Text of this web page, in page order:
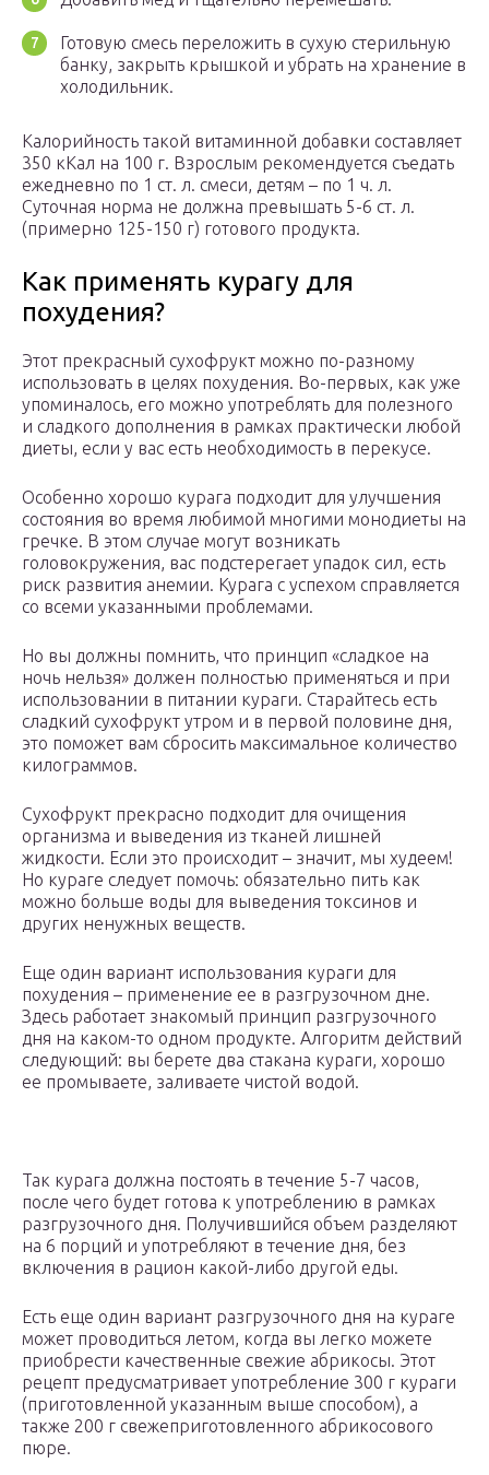
Готовую смесь переложить в сухую стерильную
банку, закрыть крышкой и убрать на хранение в
холодильник.
Калорийность такой витаминной добавки составляет
350 кКал на 100 г. Взрослым рекомендуется съедать
ежедневно по 1 ст. л. смеси, детям – по 1 ч. л.
Суточная норма не должна превышать 5-6 ст. л.
(примерно 125-150 г) готового продукта.
Как применять курагу для
похудения?
Этот прекрасный сухофрукт можно по-разному
использовать в целях похудения. Во-первых, как уже
упоминалось, его можно употреблять для полезного
и сладкого дополнения в рамках практически любой
диеты, если у вас есть необходимость в перекусе.
Особенно хорошо курага подходит для улучшения
состояния во время любимой многими монодиеты на
гречке. В этом случае могут возникать
головокружения, вас подстерегает упадок сил, есть
риск развития анемии. Курага с успехом справляется
со всеми указанными проблемами.
Но вы должны помнить, что принцип «сладкое на
ночь нельзя» должен полностью применяться и при
использовании в питании кураги. Старайтесь есть
сладкий сухофрукт утром и в первой половине дня,
это поможет вам сбросить максимальное количество
килограммов.
Сухофрукт прекрасно подходит для очищения
организма и выведения из тканей лишней
жидкости. Если это происходит – значит, мы худеем!
Но кураге следует помочь: обязательно пить как
можно больше воды для выведения токсинов и
других ненужных веществ.
Еще один вариант использования кураги для
похудения – применение ее в разгрузочном дне.
Здесь работает знакомый принцип разгрузочного
дня на каком-то одном продукте. Алгоритм действий
следующий: вы берете два стакана кураги, хорошо
ее промываете, заливаете чистой водой.
Так курага должна постоять в течение 5-7 часов,
после чего будет готова к употреблению в рамках
разгрузочного дня. Получившийся объем разделяют
на 6 порций и употребляют в течение дня, без
включения в рацион какой-либо другой еды.
Есть еще один вариант разгрузочного дня на кураге
может проводиться летом, когда вы легко можете
приобрести качественные свежие абрикосы. Этот
рецепт предусматривает употребление 300 г кураги
(приготовленной указанным выше способом), а
также 200 г свежеприготовленного абрикосового
пюре.